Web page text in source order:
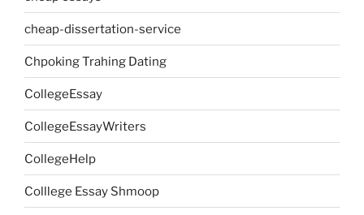
cheap-dissertation-service
Chpoking Trahing Dating
CollegeEssay
CollegeEssayWriters
CollegeHelp
Colllege Essay Shmoop